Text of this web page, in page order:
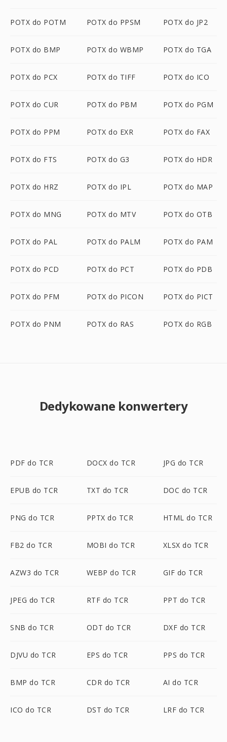
POTX do POTM POTX do PPSM POTX do JP2
POTX do BMP POTX do WBMP POTX do TGA
POTX do PCX POTX do TIFF POTX do ICO
POTX do CUR POTX do PBM POTX do PGM
POTX do PPM POTX do EXR POTX do FAX
POTX do FTS POTX do G3 POTX do HDR
POTX do HRZ POTX do IPL POTX do MAP
POTX do MNG POTX do MTV POTX do OTB
POTX do PAL POTX do PALM POTX do PAM
POTX do PCD POTX do PCT POTX do PDB
POTX do PFM POTX do PICON POTX do PICT
POTX do PNM POTX do RAS POTX do RGB
Dedykowane konwertery
PDF do TCR DOCX do TCR JPG do TCR
EPUB do TCR TXT do TCR DOC do TCR
PNG do TCR PPTX do TCR HTML do TCR
FB2 do TCR MOBI do TCR XLSX do TCR
AZW3 do TCR WEBP do TCR GIF do TCR
JPEG do TCR RTF do TCR PPT do TCR
SNB do TCR ODT do TCR DXF do TCR
DJVU do TCR EPS do TCR PPS do TCR
BMP do TCR CDR do TCR AI do TCR
ICO do TCR DST do TCR LRF do TCR